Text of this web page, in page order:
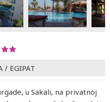
/ EGIPAT
u Sakali, na privatnoj